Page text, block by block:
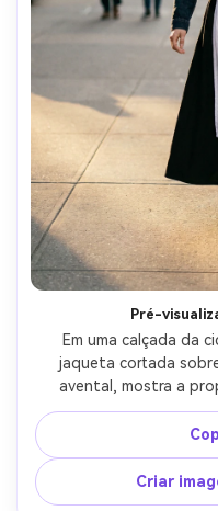
Pré-
Em uma calçada da
jaqueta cortada
avental, mostra a
roupas externas
da saia, luz natural no
de caminhada de
confiante, sombras
editorial, roupa
Criar